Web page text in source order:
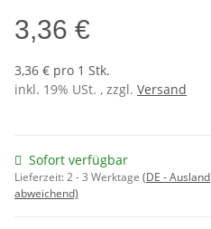
3,36 €
3,36 € pro 1 Stk.
inkl. 19% USt. , zzgl. Versand
Sofort verfügbar
Lieferzeit:2 - 3 Werktage (DE - Ausland
abweichend)